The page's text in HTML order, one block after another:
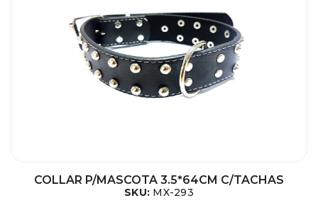
COLLAR P/MASCOTA 3.5*64CM C/TACHAS
SKU: MX-293